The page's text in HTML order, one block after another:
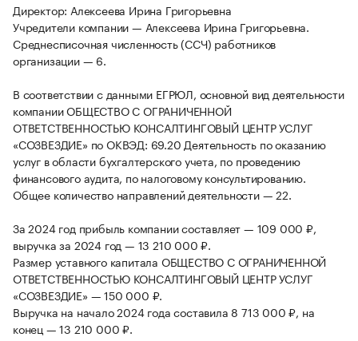
Директор: Алексеева Ирина Григорьевна
Учредители компании — Алексеева Ирина Григорьевна.
Среднесписочная численность (ССЧ) работников
организации — 6.
В соответствии с данными ЕГРЮЛ, основной вид деятельности
компании ОБЩЕСТВО С ОГРАНИЧЕННОЙ
ОТВЕТСТВЕННОСТЬЮ КОНСАЛТИНГОВЫЙ ЦЕНТР УСЛУГ
«СОЗВЕЗДИЕ» по ОКВЭД: 69.20 Деятельность по оказанию
услуг в области бухгалтерского учета, по проведению
финансового аудита, по налоговому консультированию.
Общее количество направлений деятельности — 22.
За 2024 год прибыль компании составляет — 109 000 ₽,
выручка за 2024 год — 13 210 000 ₽.
Размер уставного капитала ОБЩЕСТВО С ОГРАНИЧЕННОЙ
ОТВЕТСТВЕННОСТЬЮ КОНСАЛТИНГОВЫЙ ЦЕНТР УСЛУГ
«СОЗВЕЗДИЕ» — 150 000 ₽.
Выручка на начало 2024 года составила 8 713 000 ₽, на
конец — 13 210 000 ₽.